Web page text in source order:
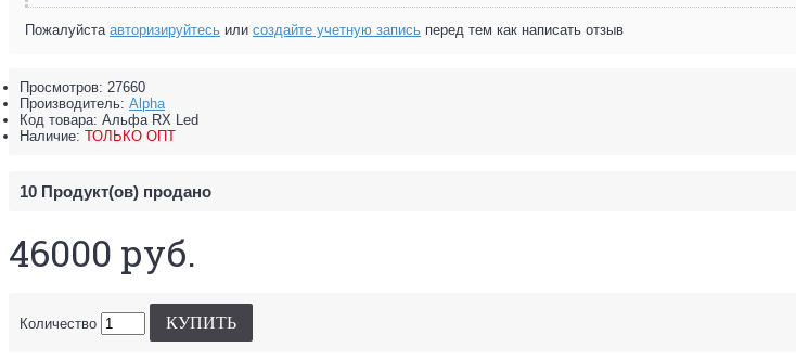
Пожалуйста авторизируйтесь или создайте учетную запись перед тем как написать отзыв
Просмотров: 27660
Производитель: Alpha
Код товара: Альфа RX Led
Наличие: ТОЛЬКО ОПТ
10 Продукт(ов) продано
46000 руб.
Количество КУПИТЬ